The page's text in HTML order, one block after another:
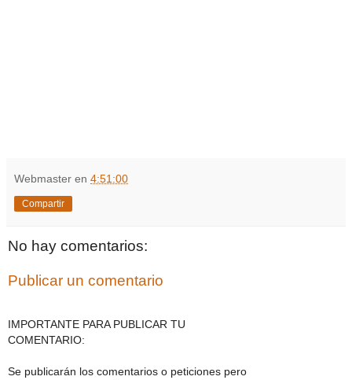
Webmaster en 4:51:00
Compartir
No hay comentarios:
Publicar un comentario
IMPORTANTE PARA PUBLICAR TU
COMENTARIO:
Se publicarán los comentarios o peticiones pero